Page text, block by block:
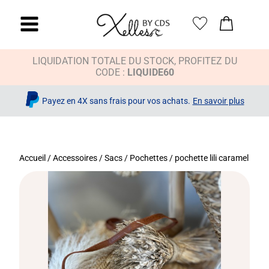
LIQUIDATION TOTALE DU STOCK, PROFITEZ DU
CODE : LIQUIDE60
Payez en 4X sans frais pour vos achats. En savoir plus
Accueil /Accessoires /Sacs / Pochettes / pochette lili caramel